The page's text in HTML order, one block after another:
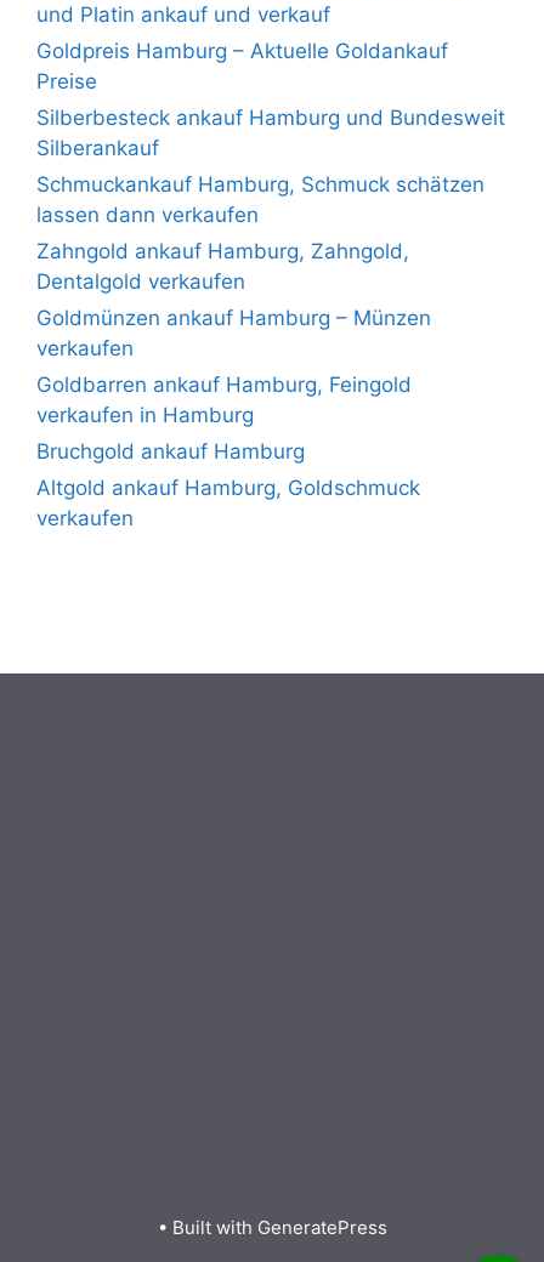
und Platin ankauf und verkauf
Goldpreis Hamburg – Aktuelle Goldankauf
Preise
Silberbesteck ankauf Hamburg und Bundesweit
Silberankauf
Schmuckankauf Hamburg, Schmuck schätzen
lassen dann verkaufen
Zahngold ankauf Hamburg, Zahngold,
Dentalgold verkaufen
Goldmünzen ankauf Hamburg – Münzen
verkaufen
Goldbarren ankauf Hamburg, Feingold
verkaufen in Hamburg
Bruchgold ankauf Hamburg
Altgold ankauf Hamburg, Goldschmuck
verkaufen
• Built with GeneratePress